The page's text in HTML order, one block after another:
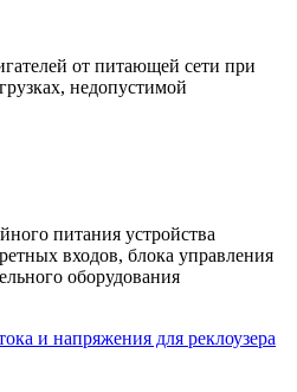
от питающей сети при
недопустимой
питания устройства
входов, блока управления
оборудования
и напряжения для реклоузера